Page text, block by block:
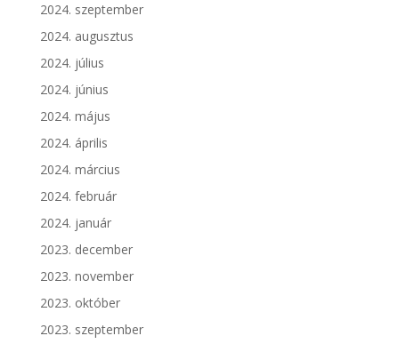
2024. szeptember
2024. augusztus
2024. július
2024. június
2024. május
2024. április
2024. március
2024. február
2024. január
2023. december
2023. november
2023. október
2023. szeptember